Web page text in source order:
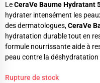
LeCeraVe Baume Hydratant
hydrater intensément les
des dermatologues,CeraVe
hydratation durable tout en
formule nourrissante aide à
peau contre la
Rupture de stock